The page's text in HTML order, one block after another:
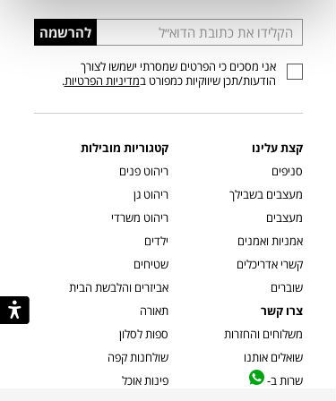
הכניסו
כתובת
דוא”ל
להרשמה
אני מסכים כי הפרטים שמסרתי ישמשו לצורך
הודעות/תכן שיווקיות כמפורט במדיניות הפרטיות.
קצת עלינו
סניפים
מעצבים בשבילך
מעצבים
אמניות ואמנים
קשרי אדריכלים
שוברים
צרו קשר
משלוחים והחזרות
שואלים אותנו
שרות ב-
קטגוריות מובילות
ריהוט פנים
ריהוט גן
ריהוט משרדי
ילדים
שטיחים
אביזרים והלבשת הבית
תאורה
ספות לסלון
שולחנות קפה
פינות אוכל